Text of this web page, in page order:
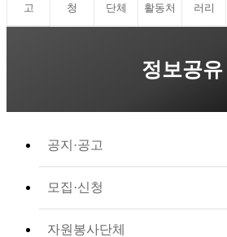
고
청
단체
활동처
러리
정보공유
공지·공고
모집·신청
자원봉사단체